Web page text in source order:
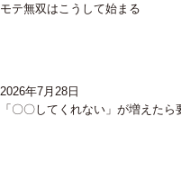
モテ無双はこうして始まる
2026年7月28日
「〇〇してくれない」が増えたら